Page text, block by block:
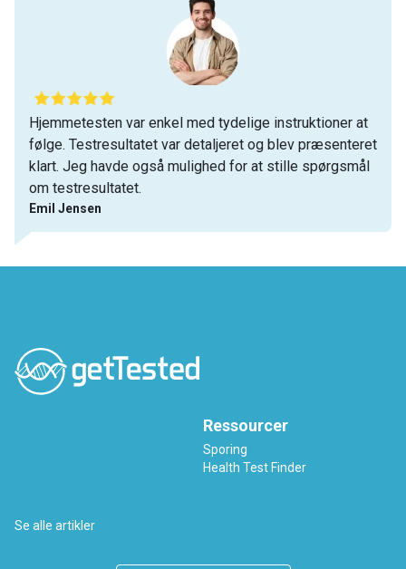
Hjemmetesten var enkel med tydelige instruktioner at
følge. Testresultatet var detaljeret og blev præsenteret
klart. Jeg havde også mulighed for at stille spørgsmål
om testresultatet.
Emil Jensen
Ressourcer
Sporing
Health Test Finder
Se alle artikler